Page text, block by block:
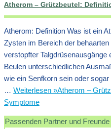
Atherom – Grützbeutel:
Atherom: Definition Was ist ein
Zysten im Bereich der
verstopfter Talgdrüsenausgänge
Beulen unterschiedlichen
wie ein Senfkorn sein oder
… Weiterlesen »Atherom –
Symptome
Passenden Partner und Freunde